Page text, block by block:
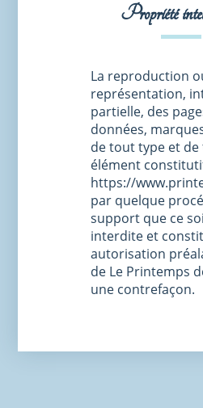
Propriété
La reproduction
représentation,
partielle, des
données,
de tout type et
élément
https://
par quelque
support que ce
interdite et
autorisation
de Le Printemps
une contrefaçon.